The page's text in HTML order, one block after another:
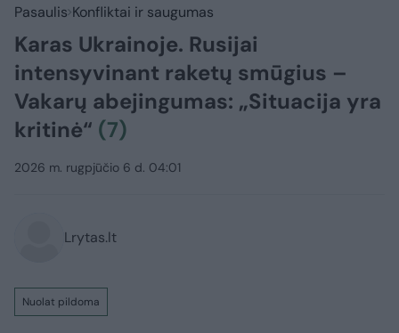
Pasaulis Konfliktai ir saugumas
Karas Ukrainoje. Rusijai
intensyvinant raketų smūgius –
Vakarų abejingumas: „Situacija yra
kritinė“ (7)
2026 m. rugpjūčio 6 d. 04:01
Lrytas.lt
Nuolat pildoma